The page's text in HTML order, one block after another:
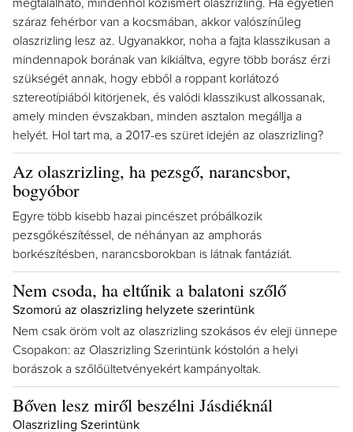
megtalálható, mindenhol közismert olaszrizling. Ha egyetlen
száraz fehérbor van a kocsmában, akkor valószínűleg
olaszrizling lesz az. Ugyanakkor, noha a fajta klasszikusan a
mindennapok borának van kikiáltva, egyre több borász érzi
szükségét annak, hogy ebből a roppant korlátozó
sztereotípiából kitörjenek, és valódi klasszikust alkossanak,
amely minden évszakban, minden asztalon megállja a
helyét. Hol tart ma, a 2017-es szüret idején az olaszrizling?
Az olaszrizling, ha pezsgő, narancsbor,
bogyóbor
Egyre több kisebb hazai pincészet próbálkozik
pezsgőkészítéssel, de néhányan az amphorás
borkészítésben, narancsborokban is látnak fantáziát.
Nem csoda, ha eltűnik a balatoni szőlő
Szomorú az olaszrizling helyzete szerintünk
Nem csak öröm volt az olaszrizling szokásos év eleji ünnepe
Csopakon: az Olaszrizling Szerintünk kóstolón a helyi
borászok a szőlőültetvényekért kampányoltak.
Bőven lesz miről beszélni Jásdiéknál
Olaszrizling Szerintünk